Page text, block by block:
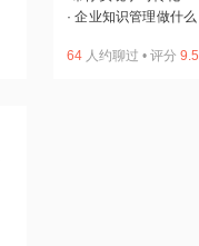
· 企业知识管理做什么
64 人约聊过 • 评分 9.5